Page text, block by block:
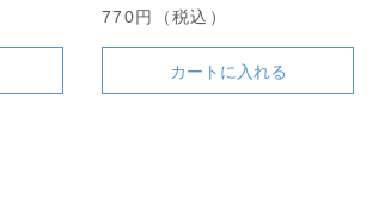
770円（税込）
カートに入れる